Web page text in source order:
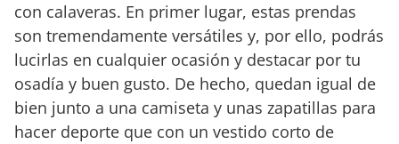
con calaveras. En primer lugar, estas prendas
son tremendamente versátiles y, por ello, podrás
lucirlas en cualquier ocasión y destacar por tu
osadía y buen gusto. De hecho, quedan igual de
bien junto a una camiseta y unas zapatillas para
hacer deporte que con un vestido corto de